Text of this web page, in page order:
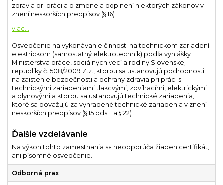
zdravia pri práci a o zmene a doplnení niektorých zákonov v
znení neskorších predpisov (§ 16)
...
Osvedčenie na vykonávanie činnosti na technickom zariadení
elektrickom (samostatný elektrotechnik) podľa vyhlášky
Ministerstva práce, sociálnych vecí a rodiny Slovenskej
republiky č. 508/2009 Z.z., ktorou sa ustanovujú podrobnosti
na zaistenie bezpečnosti a ochrany zdravia pri práci s
technickými zariadeniami tlakovými, zdvíhacími, elektrickými
a plynovými a ktorou sa ustanovujú technické zariadenia,
ktoré sa považujú za vyhradené technické zariadenia v znení
neskorších predpisov (§ 15 ods. 1 a § 22)
Ďalšie vzdelávanie
Na výkon tohto zamestnania sa neodporúča žiaden certifikát,
ani písomné osvedčenie.
Odborná prax